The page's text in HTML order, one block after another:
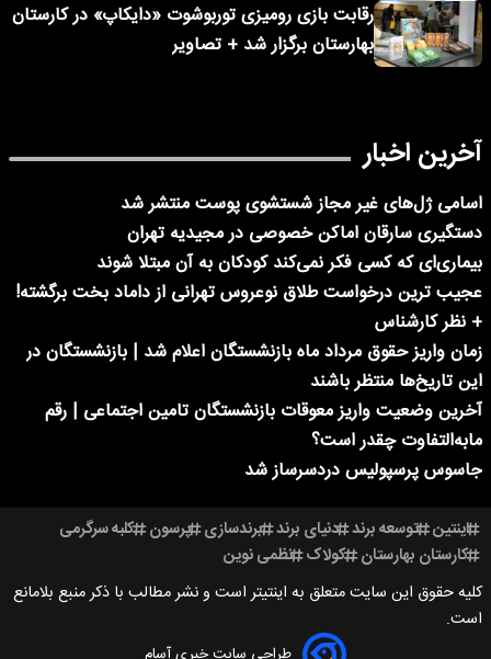
رقابت بازی رومیزی توربوشوت «دایکاپ» در کارستان
بهارستان برگزار شد + تصاویر
آخرین اخبار
اسامی ژل‌های غیر مجاز شستشوی پوست منتشر شد
دستگیری سارقان اماکن خصوصی در مجیدیه تهران
بیماری‌ای که کسی فکر نمی‌کند کودکان به آن مبتلا شوند
عجیب ترین درخواست طلاق نوعروس تهرانی از داماد بخت برگشته!
+ نظر کارشناس
زمان واریز حقوق مرداد ماه بازنشستگان اعلام شد | بازنشستگان در
این تاریخ‌ها منتظر باشند
آخرین وضعیت واریز معوقات بازنشستگان تامین اجتماعی | رقم
مابه‌التفاوت چقدر است؟
جاسوس پرسپولیس دردسرساز شد
اینتین توسعه برند دنیای برند برندسازی پرسون کلبه سرگرمی
کارستان بهارستان کولاک نظمی نوین
کلیه حقوق این سایت متعلق به اینتیتر است و نشر مطالب با ذکر منبع بلامانع
است.